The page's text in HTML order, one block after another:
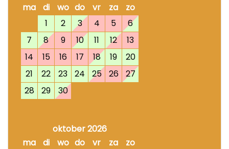
ma
di wo do vr za
zo
1
2 3 4 5
6
7
8 9 10 11 12
13
14
15 16 17 18 19
20
21
22 23 24 25 26
27
28
29 30
oktober 2026
ma
di wo do vr za
zo